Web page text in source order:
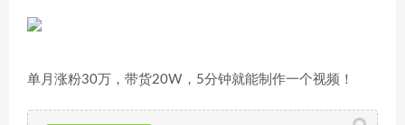
单月涨粉30万，带货20W，5分钟就能制作一个视频！